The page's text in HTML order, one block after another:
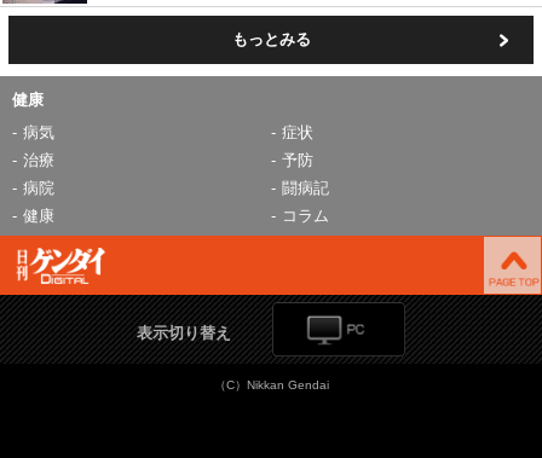
もっとみる
健康
病気
症状
治療
予防
病院
闘病記
健康
コラム
表示切り替え
（C）Nikkan Gendai